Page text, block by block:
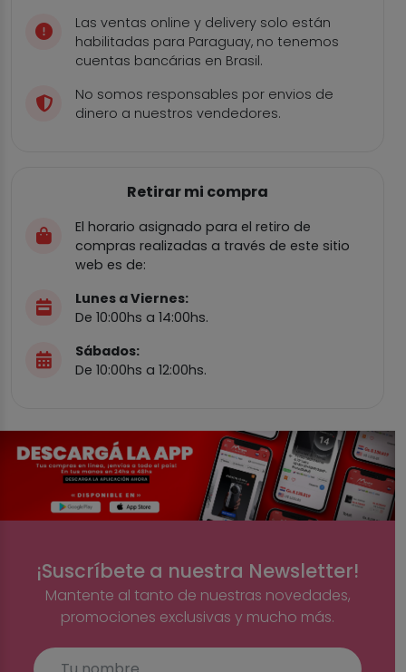
Las ventas online y delivery solo están
habilitadas para Paraguay, no tenemos
cuentas bancárias en Brasil.
No somos responsables por envios de
dinero a nuestros vendedores.
Retirar mi compra
El horario asignado para el retiro de
compras realizadas a través de este sitio
web es de:
Lunes a Viernes:
De 10:00hs a 14:00hs.
Sábados:
De 10:00hs a 12:00hs.
¡Suscríbete a nuestra Newsletter!
Mantente al tanto de nuestras novedades,
promociones exclusivas y mucho más.